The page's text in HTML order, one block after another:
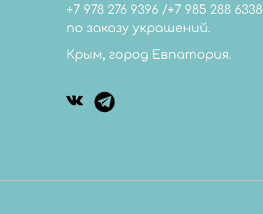
+7 978 276 9396 /+7 985 288 6338 - любые вопросы
по заказу украшений.
Крым, город Евпатория.